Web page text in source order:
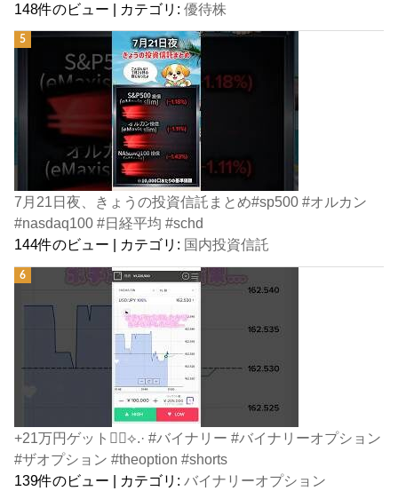
148件のビュー | カテゴリ:優待株
7月21日夜、きょうの投資信託まとめ#sp500 #オルカン
#nasdaq100 #日経平均 #schd
144件のビュー
カテゴリ: 国内投資信託
+21万円ゲット👍🏻⟡.· #バイナリー #バイナリーオプション
#ザオプション #theoption #shorts
139件のビュー | カテゴリ:バイナリーオプション